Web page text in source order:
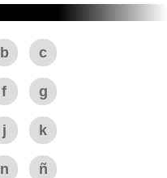
b c
f g
j k
n ñ